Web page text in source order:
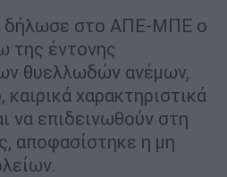
δήλωσε στο ΑΠΕ-ΜΠΕ ο
της έντονης
θυελλωδών ανέμων,
χαρακτηριστικά
να επιδεινωθούν στη
αποφασίστηκε η μη